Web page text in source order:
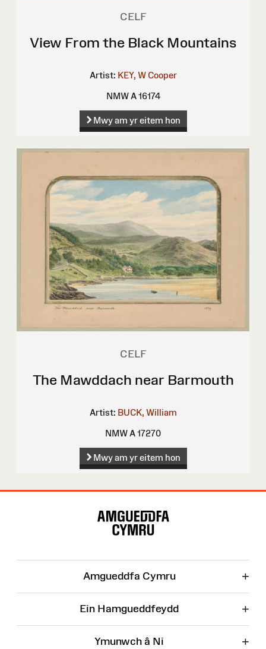
CELF
View From the Black Mountains
Artist: KEY, W Cooper
NMW A 16174
Mwy am yr eitem hon
CELF
The Mawddach near Barmouth
Artist: BUCK, William
NMW A 17270
Mwy am yr eitem hon
Amgueddfa Cymru +
Ein Hamgueddfeydd +
Ymunwch â Ni +